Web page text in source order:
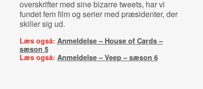
overskrifter med sine bizarre tweets, har vi
fundet fem film og serier med præsidenter, der
skiller sig ud.
Læs også: Anmeldelse – House of Cards –
sæson 5
Læs også: Anmeldelse – Veep – sæson 6